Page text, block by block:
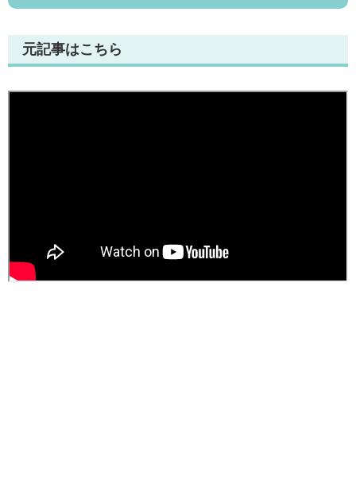
元記事はこちら